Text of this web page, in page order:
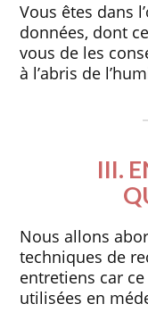
Vous êtes dans
données, dont
vous de les
à l’abris de
III.
Nous allons
techniques de
entretiens car
utilisées en